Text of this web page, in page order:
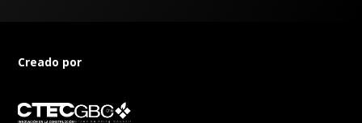
Creado por